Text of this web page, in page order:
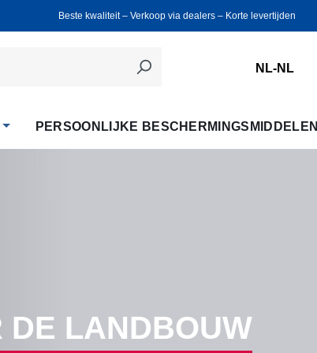
Beste kwaliteit ‒ Verkoop via dealers ‒ Korte levertijden
NL-NL
PERSOONLIJKE BESCHERMINGSMIDDELEN
DE LANDBOUW